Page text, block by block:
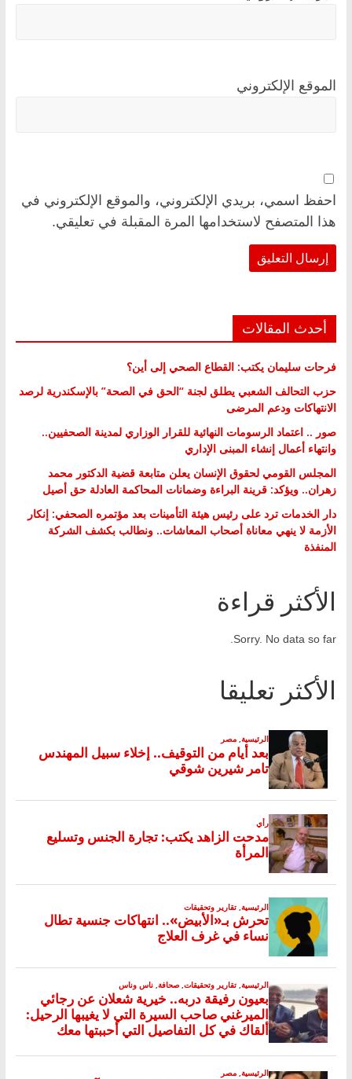
الموقع الإلكتروني
احفظ اسمي، بريدي الإلكتروني، والموقع الإلكتروني في
هذا المتصفح لاستخدامها المرة المقبلة في تعليقي.
أحدث المقالات
فرحات سليمان يكتب: القطاع الصحي إلى أين؟
حزب التحالف الشعبي يطلق لجنة “الحق في الصحة” بالإسكندرية لرصد
الانتهاكات ودعم المرضى
صور .. اعتماد الرسومات النهائية للقرار الوزاري لمدينة الصحفيين..
وانتهاء أعمال إنشاء المبنى الإداري
المجلس القومي لحقوق الإنسان يعلن متابعة قضية الدكتور محمد
زهران.. ويؤكد: قرينة البراءة وضمانات المحاكمة العادلة حق أصيل
دار الخدمات ترد على رئيس هيئة التأمينات بعد مؤتمره الصحفي: إنكار
الأزمة لا ينهي معاناة أصحاب المعاشات.. ونطالب بكشف الشركة
المنفذة
الأكثر قراءة
Sorry. No data so far.
الأكثر تعليقا